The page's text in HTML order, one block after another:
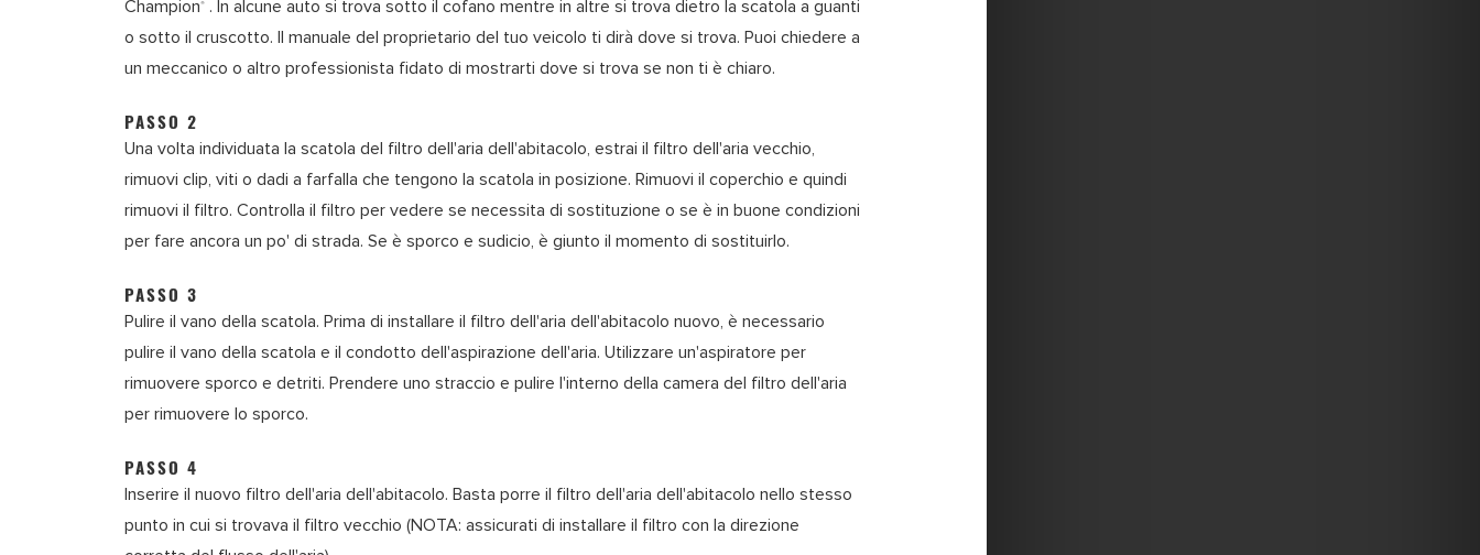
Champion®
. In alcune auto si trova sotto il cofano mentre in altre si trova dietro la scatola a guanti
o sotto il cruscotto. Il manuale del proprietario del tuo veicolo ti dirà dove si trova. Puoi chiedere a
un meccanico o altro professionista fidato di mostrarti dove si trova se non ti è chiaro.
PASSO 2
Una volta individuata la scatola del filtro dell'aria dell'abitacolo, estrai il filtro dell'aria vecchio,
rimuovi clip, viti o dadi a farfalla che tengono la scatola in posizione. Rimuovi il coperchio e quindi
rimuovi il filtro. Controlla il filtro per vedere se necessita di sostituzione o se è in buone condizioni
per fare ancora un po' di strada. Se è sporco e sudicio, è giunto il momento di sostituirlo.
PASSO 3
Pulire il vano della scatola. Prima di installare il filtro dell'aria dell'abitacolo nuovo, è necessario
pulire il vano della scatola e il condotto dell'aspirazione dell'aria. Utilizzare un'aspiratore per
rimuovere sporco e detriti. Prendere uno straccio e pulire l'interno della camera del filtro dell'aria
per rimuovere lo sporco.
PASSO 4
Inserire il nuovo filtro dell'aria dell'abitacolo. Basta porre il filtro dell'aria dell'abitacolo nello stesso
punto in cui si trovava il filtro vecchio (NOTA: assicurati di installare il filtro con la direzione